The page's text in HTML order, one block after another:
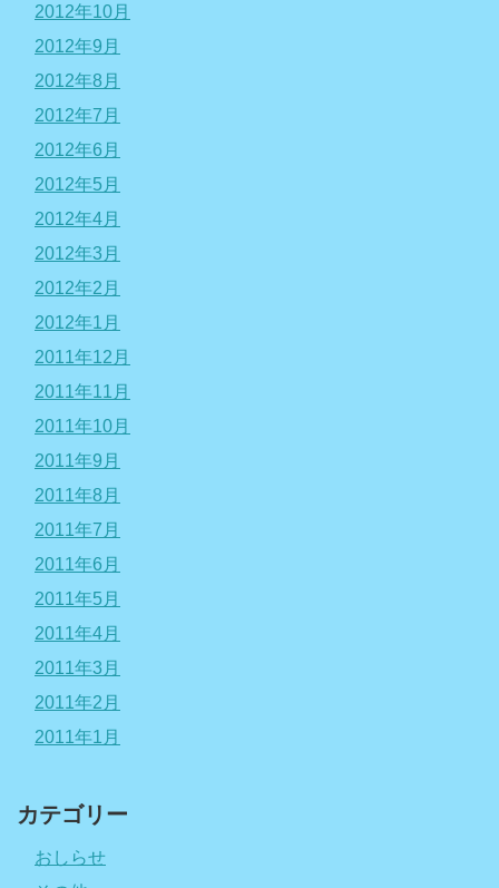
2012年10月
2012年9月
2012年8月
2012年7月
2012年6月
2012年5月
2012年4月
2012年3月
2012年2月
2012年1月
2011年12月
2011年11月
2011年10月
2011年9月
2011年8月
2011年7月
2011年6月
2011年5月
2011年4月
2011年3月
2011年2月
2011年1月
カテゴリー
おしらせ